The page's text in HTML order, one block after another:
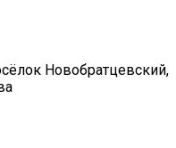
Новобратцевский,